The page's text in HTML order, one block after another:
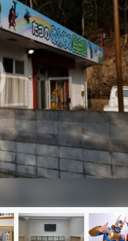
書籍・雑誌出版
チャレンジ
CAMPFIRE for Social Good
CAMPFIREふるさと納税